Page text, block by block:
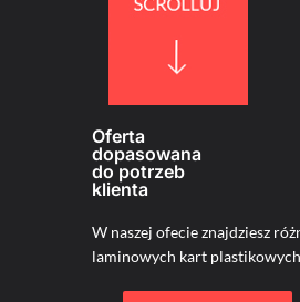
Oferta
dopasowana
do potrzeb
klienta
W naszej ofecie znajdziesz
laminowych kart plastikowych